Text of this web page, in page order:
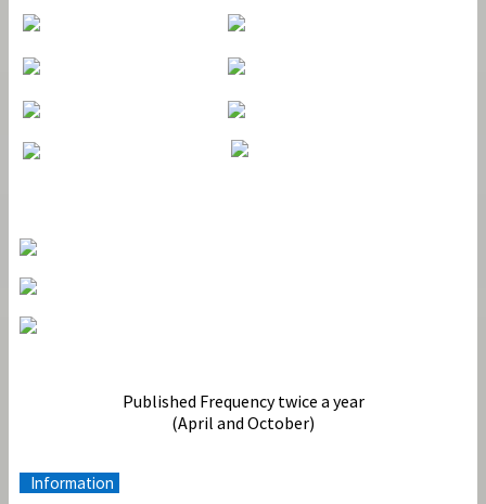
Published Frequency twice a year
(April and October)
Information